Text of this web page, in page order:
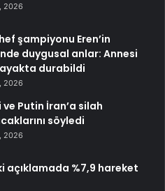
2026
şampiyonu Eren’in
duygusal anlar: Annesi
durabildi
2026
ve Putin İran’a silah
söyledi
2026
açıklamada %7,9 hareket